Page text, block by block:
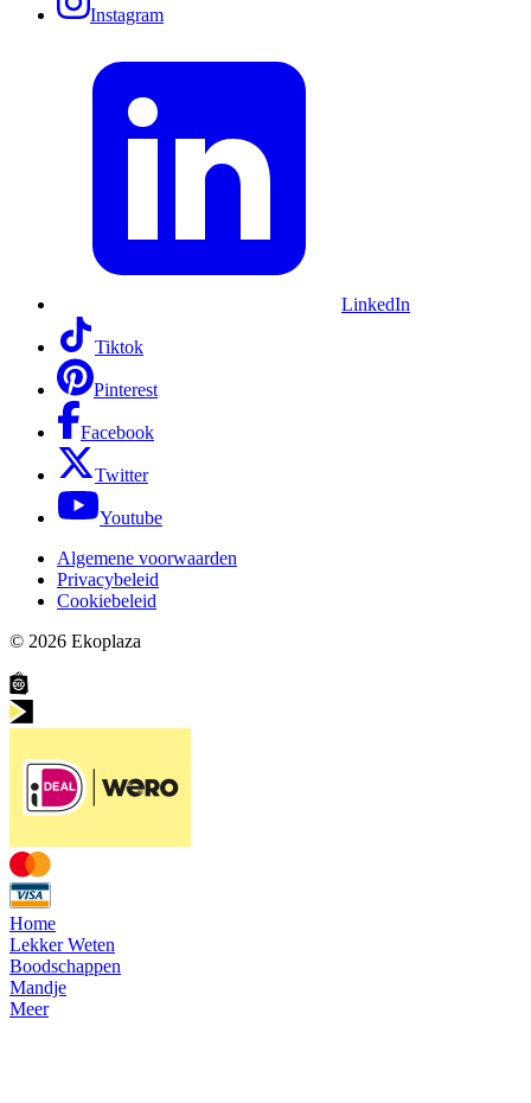
Instagram
LinkedIn
Tiktok
Pinterest
Facebook
Twitter
Youtube
Algemene voorwaarden
Privacybeleid
Cookiebeleid
© 2026 Ekoplaza
Home
Lekker Weten
Boodschappen
Mandje
Meer